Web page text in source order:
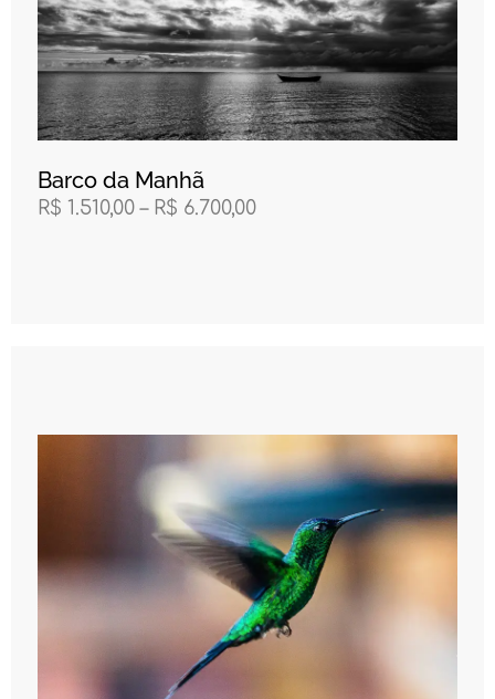
Barco da Manhã
R$ 1.510,00 – R$ 6.700,00